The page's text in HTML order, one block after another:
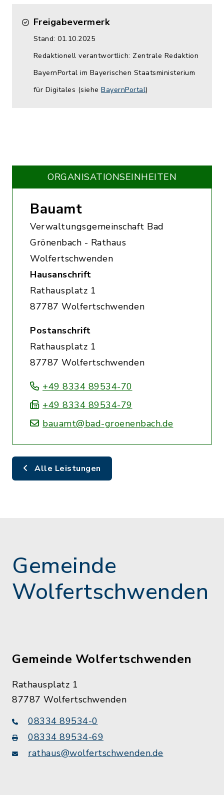
Freigabevermerk
Stand: 01.10.2025
Redaktionell verantwortlich: Zentrale Redaktion
BayernPortal im Bayerischen Staatsministerium
für Digitales (siehe BayernPortal)
ORGANISATIONS­EINHEITEN
Bauamt
Verwaltungsgemeinschaft Bad
Grönenbach - Rathaus
Wolfertschwenden
Hausanschrift
Rathausplatz 1
87787 Wolfertschwenden
Postanschrift
Rathausplatz 1
87787 Wolfertschwenden
+49 8334 89534-70
+49 8334 89534-79
bauamt@bad-groenenbach.de
Alle Leistungen
Gemeinde
Wolfertschwenden
Gemeinde Wolfertschwenden
Rathausplatz 1
87787 Wolfertschwenden
08334 89534-0
08334 89534-69
rathaus@wolfertschwenden.de